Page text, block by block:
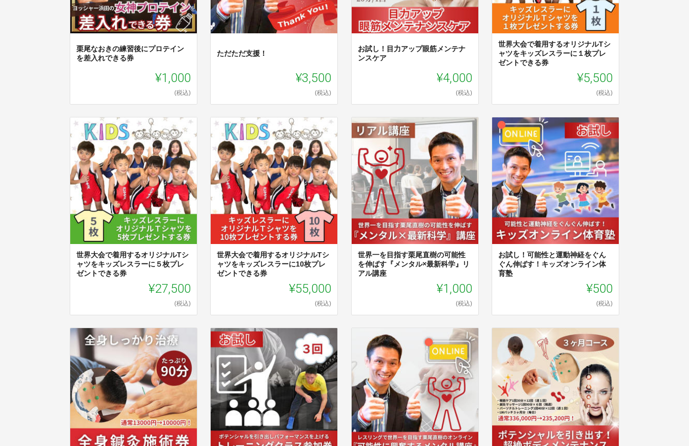
栗尾なおきの練習後にプロテイン
を差入れできる券
¥1,000
(税込)
ただただ支援！
¥3,500
(税込)
お試し！目力アップ眼筋メンテナ
ンスケア
¥4,000
(税込)
世界大会で着用するオリジナルTシ
ャツをキッズレスラーに１枚プレ
ゼントできる券
¥5,500
(税込)
世界大会で着用するオリジナルTシ
ャツをキッズレスラーに５枚プレ
ゼントできる券
¥27,500
(税込)
世界大会で着用するオリジナルTシ
ャツをキッズレスラーに10枚プレ
ゼントできる券
¥55,000
(税込)
世界一を目指す栗尾直樹の可能性
を伸ばす『メンタル×最新科学』リ
アル講座
¥1,000
(税込)
お試し！可能性と運動神経をぐん
ぐん伸ばす！キッズオンライン体
育塾
¥500
(税込)